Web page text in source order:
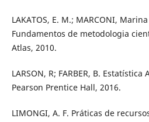
LAKATOS, E. M.; MARCONI,
Fundamentos de metodologia
Atlas, 2010.
LARSON, R; FARBER, B.
Pearson Prentice Hall, 2016.
LIMONGI, A. F. Práticas de